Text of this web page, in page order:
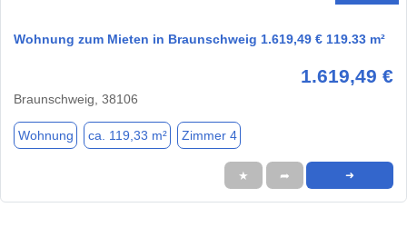
Wohnung zum Mieten in Braunschweig 1.619,49 € 119.33 m²
1.619,49 €
Braunschweig, 38106
Wohnung ca. 119,33 m² Zimmer 4
★ ➦ ➜